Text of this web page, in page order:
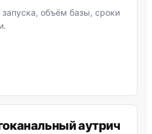
объём базы, сроки
аутрич